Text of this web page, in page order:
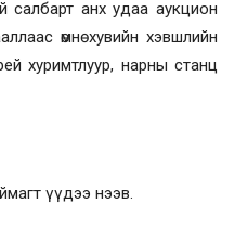
анх удаа аукцион
өмнө хувийн хэвшлийн
хуримтлуур, нарны станц
үүдээ нээв.